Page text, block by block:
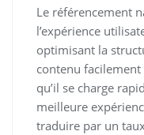
Le référencement
l’expérience
optimisant la
contenu facilement
qu’il se charge
meilleure
traduire par un